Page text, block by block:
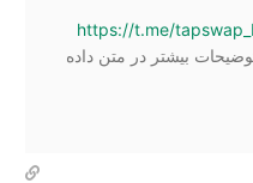
https://t.me/
بیشتر در متن داده